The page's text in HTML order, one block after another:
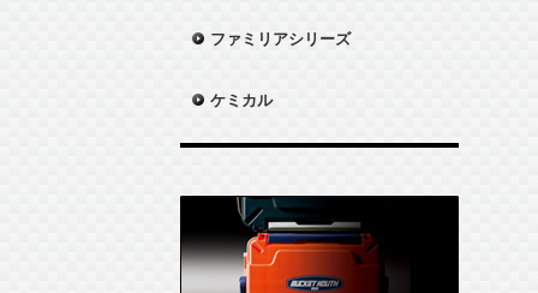
ファミリアシリーズ
ケミカル